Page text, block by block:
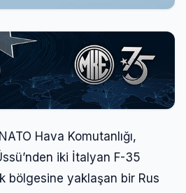
Hava Komutanlığı,
iki İtalyan F-35
bölgesine yaklaşan bir Rus